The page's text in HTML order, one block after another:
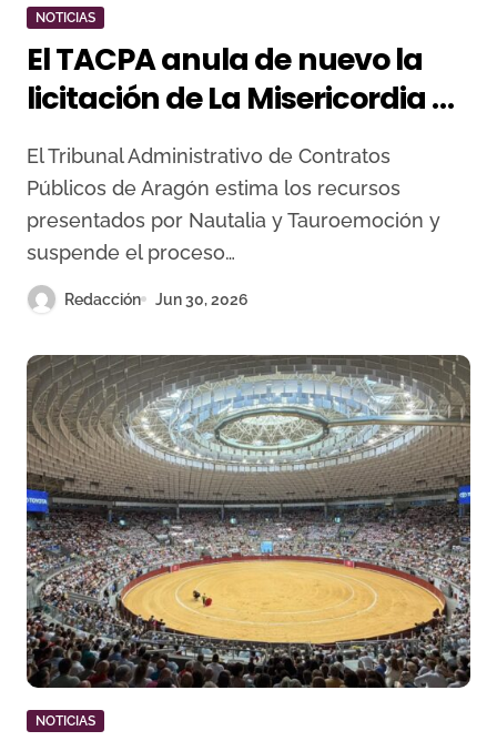
NOTICIAS
El TACPA anula de nuevo la
licitación de La Misericordia y
obliga a redactar otro pliego
El Tribunal Administrativo de Contratos
Públicos de Aragón estima los recursos
presentados por Nautalia y Tauroemoción y
suspende el proceso…
Redacción Jun 30, 2026
NOTICIAS